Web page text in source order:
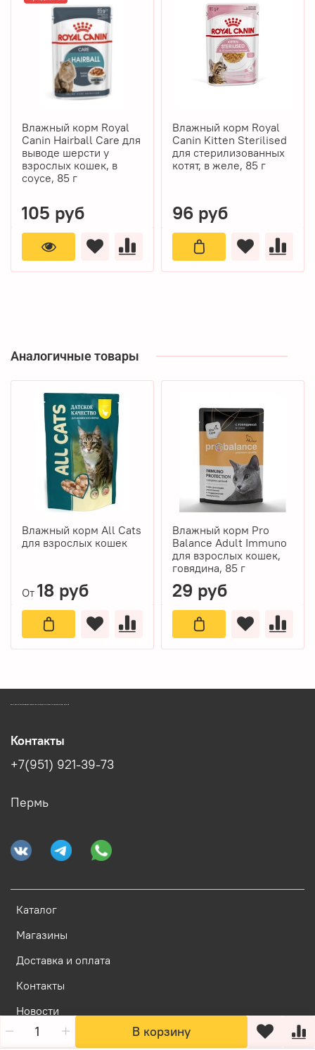
В корзину
Влажный корм Royal
Canin Hairball Care для
выводе шерсти у
взрослых кошек, в
соусе, 85 г
105 руб
Влажный корм Royal
Canin Kitten Sterilised
для стерилизованных
котят, в желе, 85 г
96 руб
Аналогичные товары
Влажный корм All Cats
для взрослых кошек
От 18 руб
Влажный корм Pro
Balance Adult Immuno
для взрослых кошек,
говядина, 85 г
29 руб
Каталог
Магазины
Доставка и оплата
Контакты
Новости
Контакты
+7(951) 921-39-73
Пермь